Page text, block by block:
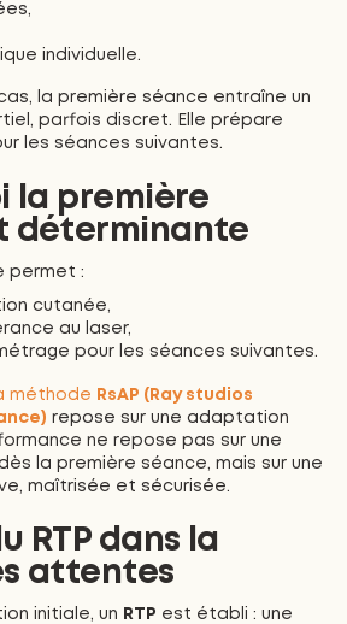
individuelle.
la première séance entraîne un
parfois discret. Elle prépare
les séances suivantes.
la première
déterminante
permet :
cutanée,
au laser,
pour les séances suivantes.
méthode
RsAP (Ray studios
repose sur une adaptation
ne repose pas sur une
la première séance, mais sur une
maîtrisée et sécurisée.
RTP dans la
attentes
initiale, un RTP est établi : une